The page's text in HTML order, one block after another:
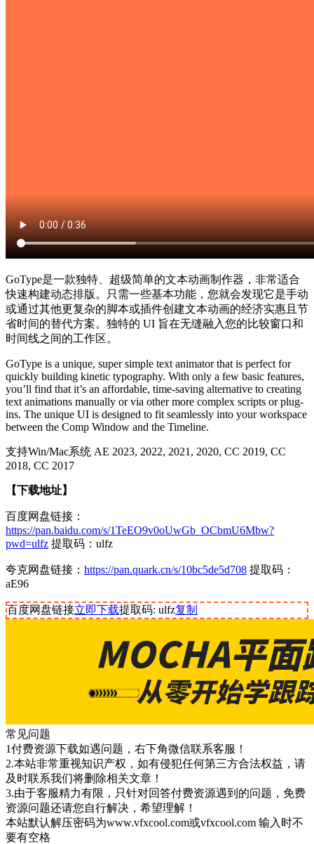
GoType是一款独特、超级简单的文本动画制作器，非常适合
快速构建动态排版。只需一些基本功能，您就会发现它是手动
或通过其他更复杂的脚本或插件创建文本动画的经济实惠且节
省时间的替代方案。独特的 UI 旨在无缝融入您的比较窗口和
时间线之间的工作区。
GoType is a unique, super simple text animator that is perfect for
quickly building kinetic typography. With only a few basic features,
you’ll find that it’s an affordable, time-saving alternative to creating
text animations manually or via other more complex scripts or plug-
ins. The unique UI is designed to fit seamlessly into your workspace
between the Comp Window and the Timeline.
支持Win/Mac系统 AE 2023, 2022, 2021, 2020, CC 2019, CC
2018, CC 2017
【下载地址】
百度网盘链接：
https://pan.baidu.com/s/1TeEO9v0oUwGb_OCbmU6Mbw?
pwd=ulfz 提取码：ulfz
夸克网盘链接： https://pan.quark.cn/s/10bc5de5d708 提取码：
aE96
百度网盘链接立即下载提取码: ulfz复制
常见问题
1付费资源下载如遇问题，右下角微信联系客服！
2.本站非常重视知识产权，如有侵犯任何第三方合法权益，请
及时联系我们将删除相关文章！
3.由于客服精力有限，只针对回答付费资源遇到的问题，免费
资源问题还请您自行解决，希望理解！
本站默认解压密码为www.vfxcool.com或vfxcool.com 输入时不
要有空格